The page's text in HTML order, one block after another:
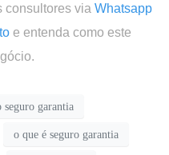
consultores via Whatsapp
e entenda como este
seguro garantia
o que é seguro garantia